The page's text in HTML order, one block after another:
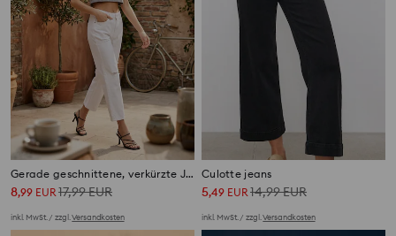
Gerade geschnittene, verkürzte Jeans
8,99 EUR17,99EUR
inkl. MwSt. / zzgl.Versandkosten
Culotte jeans
5,49 EUR14,99EUR
inkl. MwSt. / zzgl.Versandkosten